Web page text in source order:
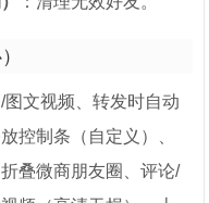
文视频、转发时自动
控制条（自定义）、
叠微商朋友圈、评论/